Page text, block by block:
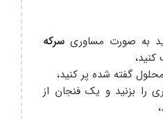
به صورت مساوری سرکه
کنید،
گفته شده پر کنید،
را بزنید و یک فنجان از